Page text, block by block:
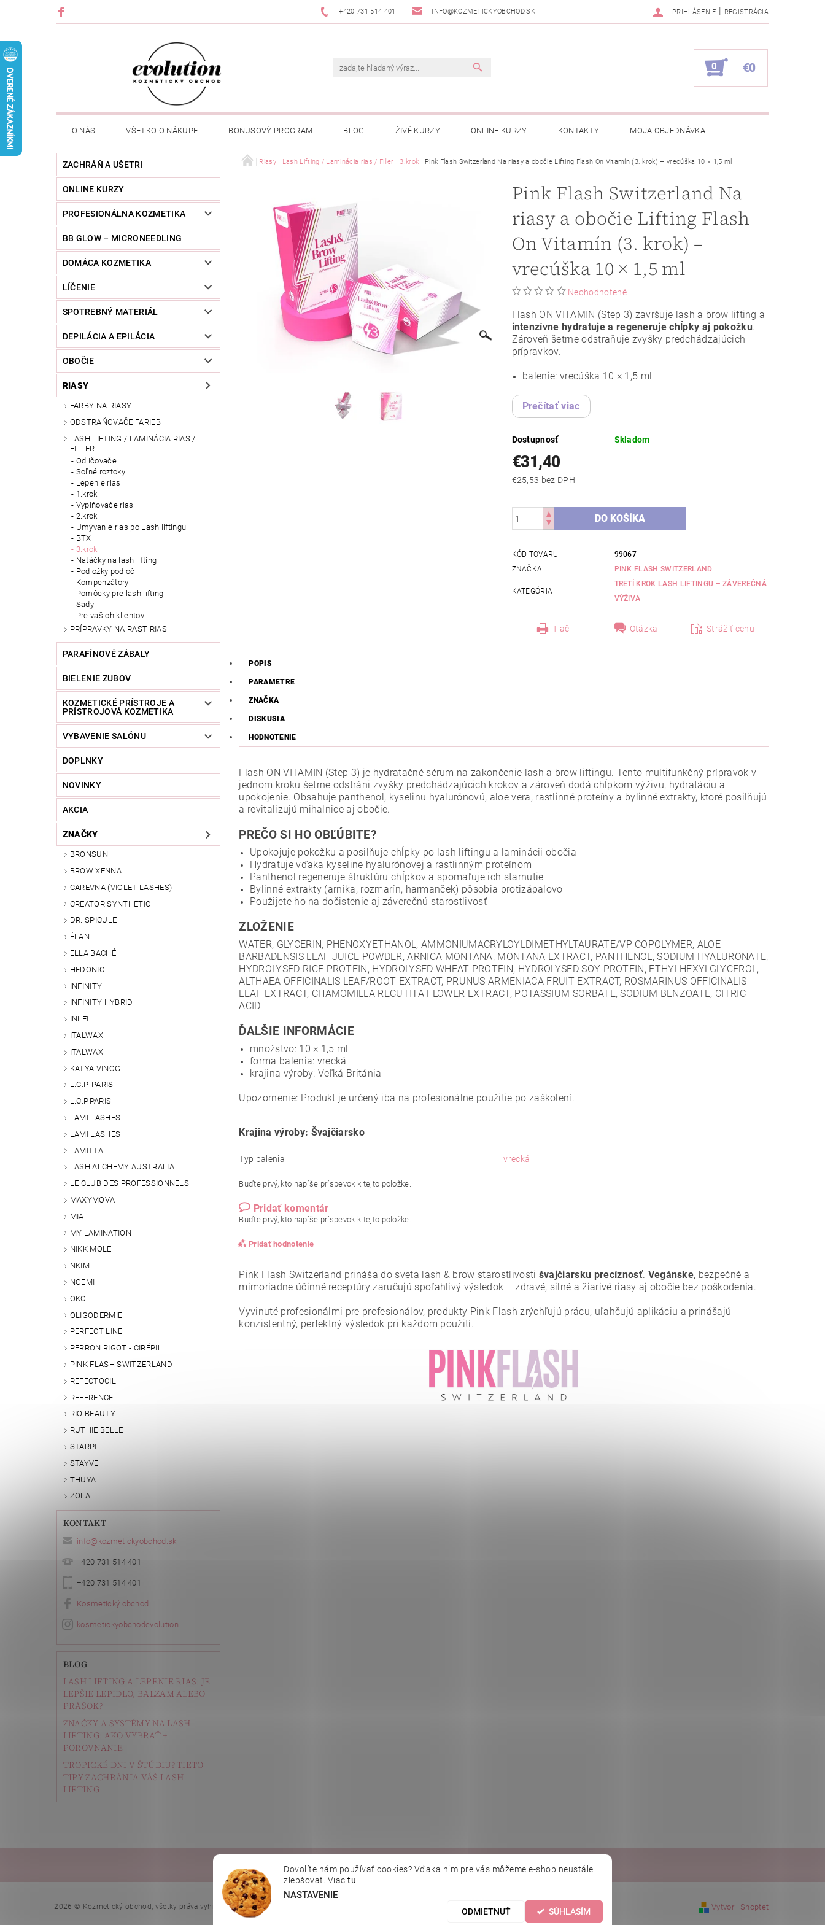
+420 731 514 401 INFO@KOZMETICKYOBCHOD.SK PRIHLÁSENIE | REGISTRÁCIA
0 €0
O NÁS VŠETKO O NÁKUPE BONUSOVÝ PROGRAM BLOG ŽIVÉ KURZY ONLINE KURZY KONTAKTY MOJA OBJEDNÁVKA
ZACHRÁŇ A UŠETRI
ONLINE KURZY
PROFESIONÁLNA KOZMETIKA
BB GLOW – MICRONEEDLING
DOMÁCA KOZMETIKA
LÍČENIE
SPOTREBNÝ MATERIÁL
DEPILÁCIA A EPILÁCIA
OBOČIE
RIASY
FARBY NA RIASY
ODSTRAŇOVAČE FARIEB
LASH LIFTING / LAMINÁCIA RIAS /
FILLER
Odličovače
Soľné roztoky
Lepenie rias
1.krok
Vyplňovače rias
2.krok
Umývanie rias po Lash liftingu
BTX
3.krok
Natáčky na lash lifting
Podložky pod oči
Kompenzátory
Pomôcky pre lash lifting
Sady
Pre vašich klientov
PRÍPRAVKY NA RAST RIAS
PARAFÍNOVÉ ZÁBALY
BIELENIE ZUBOV
KOZMETICKÉ PRÍSTROJE A
PRÍSTROJOVÁ KOZMETIKA
VYBAVENIE SALÓNU
DOPLNKY
NOVINKY
AKCIA
ZNAČKY
BRONSUN
BROW XENNA
CAREVNA (VIOLET LASHES)
CREATOR SYNTHETIC
DR. SPICULE
ÉLAN
ELLA BACHÉ
HEDONIC
INFINITY
INFINITY HYBRID
INLEI
ITALWAX
ITALWAX
KATYA VINOG
L.C.P. PARIS
L.C.P.PARIS
LAMI LASHES
LAMI LASHES
LAMITTA
LASH ALCHEMY AUSTRALIA
LE CLUB DES PROFESSIONNELS
MAXYMOVA
MIA
MY LAMINATION
NIKK MOLE
NKIM
NOEMI
OKO
OLIGODERMIE
PERFECT LINE
PERRON RIGOT - CIRÉPIL
PINK FLASH SWITZERLAND
REFECTOCIL
REFERENCE
RIO BEAUTY
RUTHIE BELLE
STARPIL
STAYVE
THUYA
ZOLA
KONTAKT
info@ kozmetickyobchod.sk
+420 731 514 401
+420 731 514 401
Kosmetický obchod
kosmetickyobchodevolution
BLOG
LASH LIFTING A LEPENIE RIAS: JE
LEPŠIE LEPIDLO, BALZAM ALEBO
PRÁŠOK?
ZNAČKY A SYSTÉMY NA LASH
LIFTING: AKO VYBRAŤ +
POROVNANIE
TROPICKÉ DNI V ŠTÚDIU? TIETO
TIPY ZACHRÁNIA VÁŠ LASH
LIFTING
Riasy Lash Lifting / Laminácia rias / Filler 3.krok Pink Flash Switzerland Na riasy a obočie Lifting Flash On Vitamín (3. krok) – vrecúška 10 × 1,5 ml
Pink Flash Switzerland Na
riasy a obočie Lifting Flash
On Vitamín (3. krok) –
vrecúška 10 × 1,5 ml
Neohodnotené
Flash ON VITAMIN (Step 3) završuje lash a brow lifting a
intenzívne hydratuje a regeneruje chĺpky aj pokožku.
Zároveň šetrne odstraňuje zvyšky predchádzajúcich
prípravkov.
balenie: vrecúška 10 × 1,5 ml
Prečítať viac
Dostupnosť Skladom
€31,40
€25,53 bez DPH
KÓD TOVARU
99067
ZNAČKA
PINK FLASH SWITZERLAND
KATEGÓRIA
TRETÍ KROK LASH LIFTINGU – ZÁVEREČNÁ
VÝŽIVA
Tlač Otázka Strážiť cenu
POPIS
PARAMETRE
ZNAČKA
DISKUSIA
HODNOTENIE
Flash ON VITAMIN (Step 3) je hydratačné sérum na zakončenie lash a brow liftingu. Tento multifunkčný prípravok v
jednom kroku šetrne odstráni zvyšky predchádzajúcich krokov a zároveň dodá chĺpkom výživu, hydratáciu a
upokojenie. Obsahuje panthenol, kyselinu hyalurónovú, aloe vera, rastlinné proteíny a bylinné extrakty, ktoré posilňujú
a revitalizujú mihalnice aj obočie.
PREČO SI HO OBĽÚBITE?
Upokojuje pokožku a posilňuje chĺpky po lash liftingu a laminácii obočia
Hydratuje vďaka kyseline hyalurónovej a rastlinným proteínom
Panthenol regeneruje štruktúru chĺpkov a spomaľuje ich starnutie
Bylinné extrakty (arnika, rozmarín, harmanček) pôsobia protizápalovo
Použijete ho na dočistenie aj záverečnú starostlivosť
ZLOŽENIE
WATER, GLYCERIN, PHENOXYETHANOL, AMMONIUMACRYLOYLDIMETHYLTAURATE/VP COPOLYMER, ALOE
BARBADENSIS LEAF JUICE POWDER, ARNICA MONTANA, MONTANA EXTRACT, PANTHENOL, SODIUM HYALURONATE,
HYDROLYSED RICE PROTEIN, HYDROLYSED WHEAT PROTEIN, HYDROLYSED SOY PROTEIN, ETHYLHEXYLGLYCEROL,
ALTHAEA OFFICINALIS LEAF/ROOT EXTRACT, PRUNUS ARMENIACA FRUIT EXTRACT, ROSMARINUS OFFICINALIS
LEAF EXTRACT, CHAMOMILLA RECUTITA FLOWER EXTRACT, POTASSIUM SORBATE, SODIUM BENZOATE, CITRIC
ACID
ĎALŠIE INFORMÁCIE
množstvo: 10 × 1,5 ml
forma balenia: vrecká
krajina výroby: Veľká Británia
Upozornenie: Produkt je určený iba na profesionálne použitie po zaškolení.
Krajina výroby: Švajčiarsko
Typ balenia vrecká
Buďte prvý, kto napíše príspevok k tejto položke.
Pridať komentár
Buďte prvý, kto napíše príspevok k tejto položke.
Pridať hodnotenie
podmienkami ochrany osobných údajov
Pink Flash Switzerland prináša do sveta lash & brow starostlivosti švajčiarsku precíznosť. Vegánske, bezpečné a
mimoriadne účinné receptúry zaručujú spoľahlivý výsledok – zdravé, silné a žiarivé riasy aj obočie bez poškodenia.
Vyvinuté profesionálmi pre profesionálov, produkty Pink Flash zrýchľujú prácu, uľahčujú aplikáciu a prinášajú
konzistentný, perfektný výsledok pri každom použití.
Depilujeme.cz | Kosmetická škola | Online kosmetické kurzy | MikroArt | Ella Baché
2026 © Kozmetický obchod, všetky práva vyhradenéUpraviť nastavenie cookies Vytvoril Shoptet
Dovolíte nám používať cookies? Vďaka nim pre vás môžeme e-shop neustále
zlepšovat. Viac tu
NASTAVENIE
ODMIETNUŤ SÚHLASÍM